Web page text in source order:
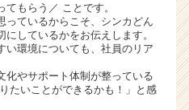
もらう／ ことです。
っているからこそ、シンカどん
しているかをお伝えします。
い環境についても、社員のリア
化やサポート体制が整っている
たいことができるかも！」と感